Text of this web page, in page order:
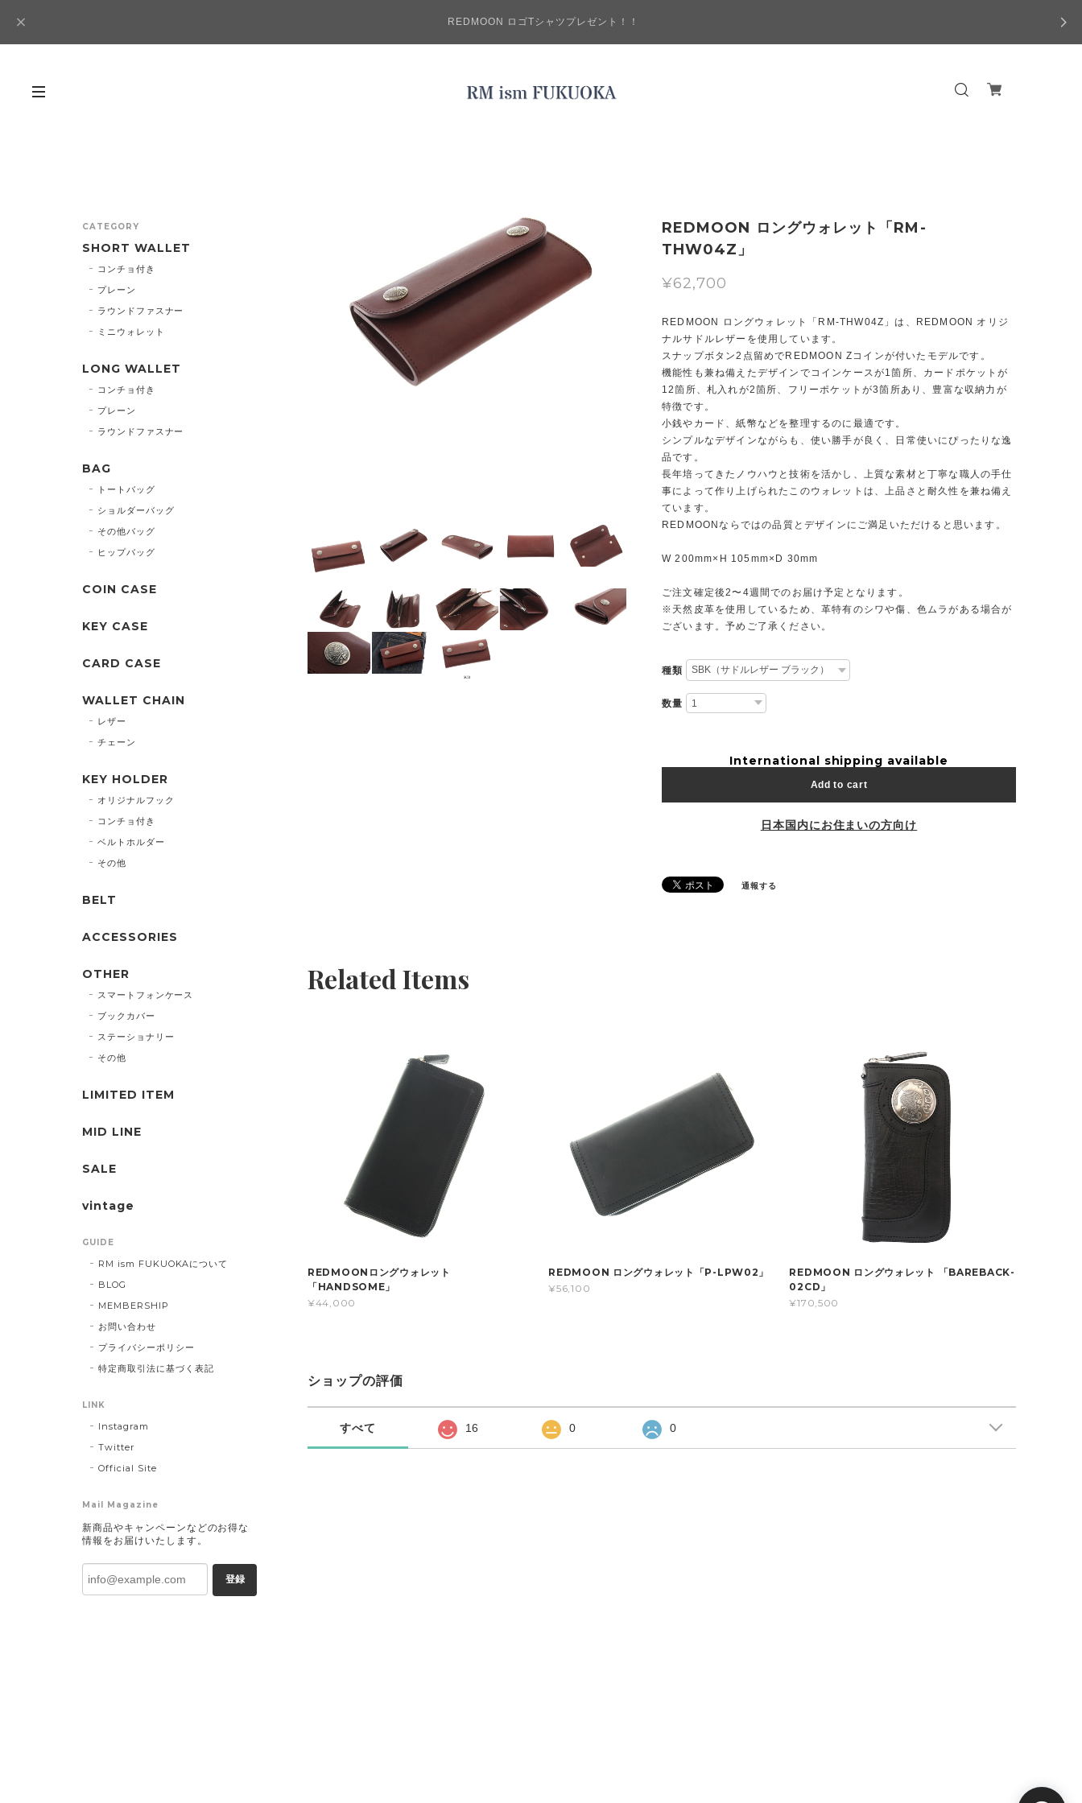
REDMOON ロゴTシャツプレゼント！！
REDMOON ロングウォレット「RM-
THW04Z」
¥62,700
REDMOON ロングウォレット「RM-THW04Z」は、REDMOON オリジ
ナルサドルレザーを使用しています。
スナップボタン2点留めでREDMOON Zコインが付いたモデルです。
機能性も兼ね備えたデザインでコインケースが1箇所、カードポケットが
12箇所、札入れが2箇所、フリーポケットが3箇所あり、豊富な収納力が
特徴です。
小銭やカード、紙幣などを整理するのに最適です。
シンプルなデザインながらも、使い勝手が良く、日常使いにぴったりな逸
品です。
長年培ってきたノウハウと技術を活かし、上質な素材と丁寧な職人の手仕
事によって作り上げられたこのウォレットは、上品さと耐久性を兼ね備え
ています。
REDMOONならではの品質とデザインにご満足いただけると思います。
W 200mm×H 105mm×D 30mm
ご注文確定後2〜4週間でのお届け予定となります。
※天然皮革を使用しているため、革特有のシワや傷、色ムラがある場合が
ございます。予めご了承ください。
種類
数量
International shipping available
Add to cart
日本国内にお住まいの方向け
通報する
Related Items
REDMOONロングウォレット
「HANDSOME」
¥44,000
REDMOON ロングウォレット「P-LPW02」
¥56,100
REDMOON ロングウォレット 「BAREBACK-
02CD」
¥170,500
ショップの評価
すべて 16 0 0
CATEGORY
SHORT WALLET
コンチョ付き
プレーン
ラウンドファスナー
ミニウォレット
LONG WALLET
コンチョ付き
プレーン
ラウンドファスナー
BAG
トートバッグ
ショルダーバッグ
その他バッグ
ヒップバッグ
COIN CASE
KEY CASE
CARD CASE
WALLET CHAIN
レザー
チェーン
KEY HOLDER
オリジナルフック
コンチョ付き
ベルトホルダー
その他
BELT
ACCESSORIES
OTHER
スマートフォンケース
ブックカバー
ステーショナリー
その他
LIMITED ITEM
MID LINE
SALE
vintage
GUIDE
RM ism FUKUOKAについて
BLOG
MEMBERSHIP
お問い合わせ
プライバシーポリシー
特定商取引法に基づく表記
LINK
Instagram
Twitter
Official Site
Mail Magazine
新商品やキャンペーンなどのお得な
情報をお届けいたします。
登録